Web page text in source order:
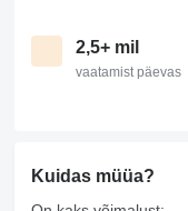
2,5+ mil
vaatamist päevas
Kuidas müüa?